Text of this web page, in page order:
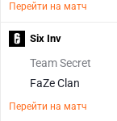
Перейти на матч
Team Secret
FaZe Clan
Перейти на матч
Six Inv